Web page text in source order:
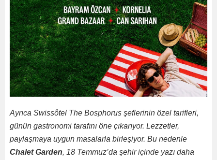
Ayrıca Swissôtel The Bosphorus şeflerinin özel tarifleri,
günün gastronomi tarafını öne çıkarıyor. Lezzetler,
paylaşmaya uygun masalarla birleşiyor. Bu nedenle
Chalet Garden, 18 Temmuz’da şehir içinde yazı daha